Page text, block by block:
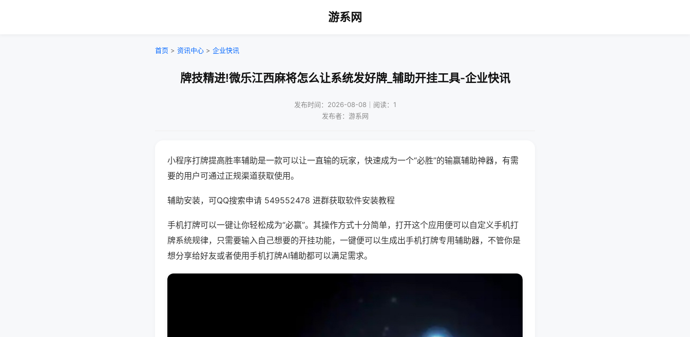
游系网
首页 > 资讯中心 > 企业快讯
牌技精进!微乐江西麻将怎么让系统发好牌_辅助开挂工具-企业快讯
发布时间：2026-08-08｜阅读：1
发布者：游系网
小程序打牌提高胜率辅助是一款可以让一直输的玩家，快速成为一个“必胜”的输赢辅助神器，有需
要的用户可通过正规渠道获取使用。
辅助安装，可QQ搜索申请 549552478 进群获取软件安装教程
手机打牌可以一键让你轻松成为“必赢”。其操作方式十分简单，打开这个应用便可以自定义手机打
牌系统规律，只需要输入自己想要的开挂功能，一键便可以生成出手机打牌专用辅助器，不管你是
想分享给好友或者使用手机打牌AI辅助都可以满足需求。